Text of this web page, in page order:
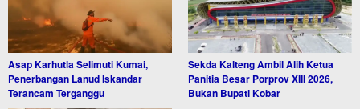
Asap Karhutla Selimuti Kumai,
Penerbangan Lanud Iskandar
Terancam Terganggu
Sekda Kalteng Ambil Alih Ketua
Panitia Besar Porprov XIII 2026,
Bukan Bupati Kobar